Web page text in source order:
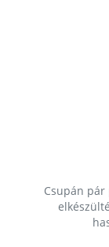
Csupán pár